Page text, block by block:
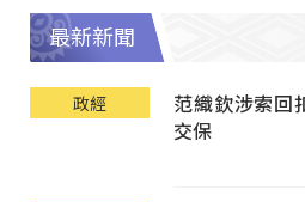
最新新聞
政經
范織欽涉索回
交保